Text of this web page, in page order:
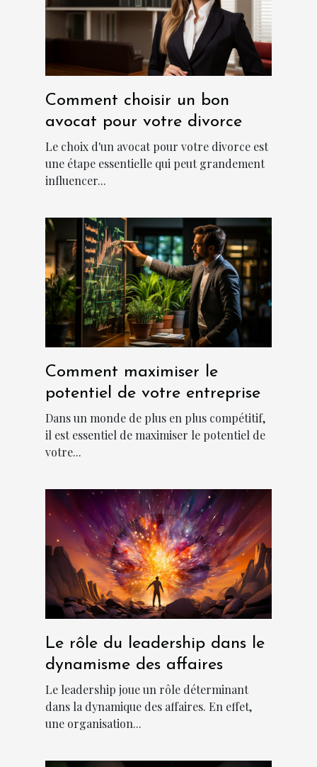
Comment choisir un bon
avocat pour votre divorce
Le choix d'un avocat pour votre divorce est
une étape essentielle qui peut grandement
influencer...
Comment maximiser le
potentiel de votre entreprise
Dans un monde de plus en plus compétitif,
il est essentiel de maximiser le potentiel de
votre...
Le rôle du leadership dans le
dynamisme des affaires
Le leadership joue un rôle déterminant
dans la dynamique des affaires. En effet,
une organisation...